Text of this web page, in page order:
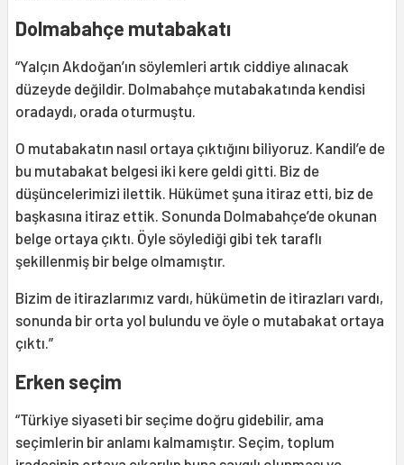
Dolmabahçe mutabakatı
“Yalçın Akdoğan’ın söylemleri artık ciddiye alınacak
düzeyde değildir. Dolmabahçe mutabakatında kendisi
oradaydı, orada oturmuştu.
O mutabakatın nasıl ortaya çıktığını biliyoruz. Kandil’e de
bu mutabakat belgesi iki kere geldi gitti. Biz de
düşüncelerimizi ilettik. Hükümet şuna itiraz etti, biz de
başkasına itiraz ettik. Sonunda Dolmabahçe’de okunan
belge ortaya çıktı. Öyle söylediği gibi tek taraflı
şekillenmiş bir belge olmamıştır.
Bizim de itirazlarımız vardı, hükümetin de itirazları vardı,
sonunda bir orta yol bulundu ve öyle o mutabakat ortaya
çıktı.”
Erken seçim
“Türkiye siyaseti bir seçime doğru gidebilir, ama
seçimlerin bir anlamı kalmamıştır. Seçim, toplum